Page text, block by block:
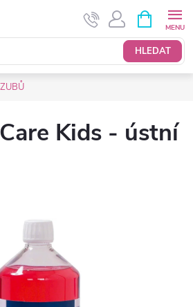
HLEDAT
NÁKUPNÍ
KOŠÍK
Kids - ústní